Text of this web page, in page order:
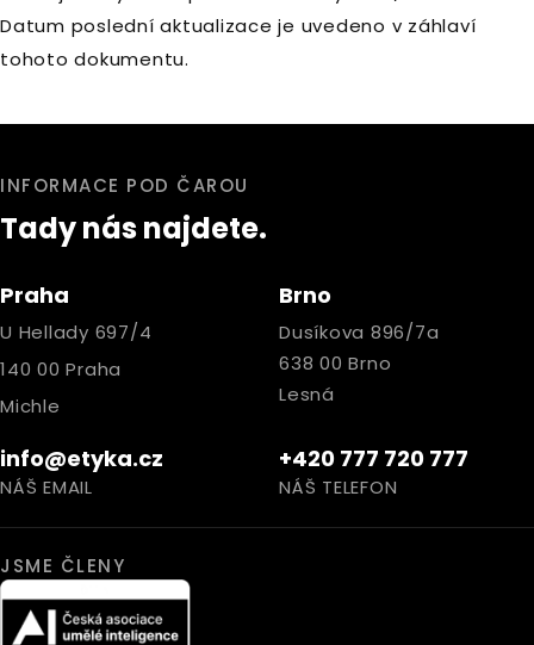
Datum poslední aktualizace je uvedeno v záhlaví
tohoto dokumentu.
INFORMACE POD ČAROU
Tady nás najdete.
Praha
U Hellady 697/4
140 00 Praha
Michle
Brno
Dusíkova 896/7a
638 00 Brno
Lesná
info@etyka.cz
NÁŠ EMAIL
+420 777 720 777
NÁŠ TELEFON
JSME ČLENY